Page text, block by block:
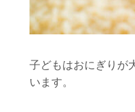
子どもはおにぎりが
います。